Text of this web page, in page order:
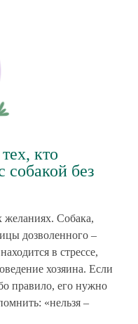
кто
собакой без
желаниях. Собака,
дозволенного –
в стрессе,
хозяина. Если
правило, его нужно
«нельзя –